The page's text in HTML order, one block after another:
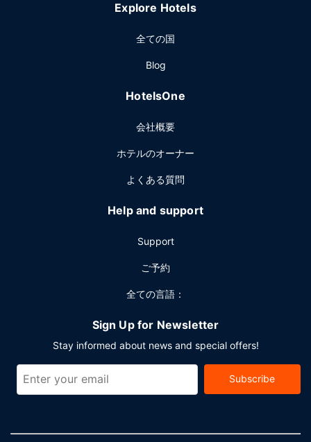
終わりは、バー / ラウンジで 1 杯飲んで楽しみましょう。無
～ 9:30 までお召し上がりいただけます。
リー サービス、24 時間対応フロントデスクをお使いいただ
Explore Hotels
全ての国
Blog
HotelsOne
会社概要
ホテルのオーナー
よくある質問
Help and support
Support
ご予約
全ての言語：
Sign Up for Newsletter
Stay informed about news and special offers!
Subscribe